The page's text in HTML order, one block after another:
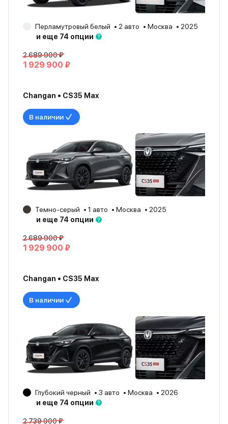
Перламутровый белый 2 авто Москва
2025
и еще 74 опции
2 689 900 ₽
1 929 900 ₽
Changan • CS35 Max
В наличии
Темно-серый 1 авто Москва
2025
и еще 74 опции
2 689 900 ₽
1 929 900 ₽
Changan • CS35 Max
В наличии
Глубокий черный 3 авто Москва
2026
и еще 74 опции
2 739 900 ₽